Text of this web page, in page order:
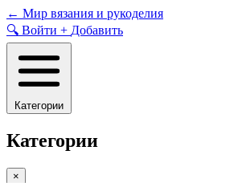
Skip
to
content
← Мир вязания и рукоделия
🔍 Войти + Добавить
Категории
Категории
×